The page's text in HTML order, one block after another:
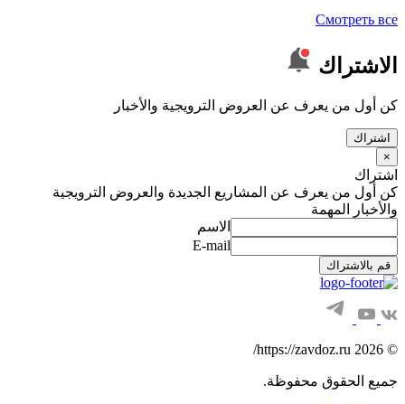
Смотреть все
الاشتراك
كن أول من يعرف عن العروض الترويجية والأخبار
اشتراك
×
اشتراك
كن أول من يعرف عن المشاريع الجديدة والعروض الترويجية
والأخبار المهمة
الاسم
E-mail
قم بالاشتراك
© 2026 https://zavdoz.ru/
جميع الحقوق محفوظة.